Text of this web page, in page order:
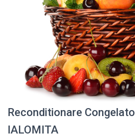
Reconditionare
IALOMITA